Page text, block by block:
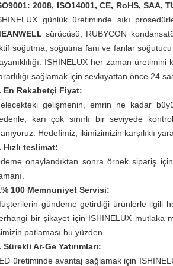
2008, ISO14001, CE, RoHS, SAA,
günlük üretiminde sıkı
sürücüsü, RUBYCON
soğutma, soğutma fanı ve fanlar
ISHINELUX her zaman
sağlamak için sevkıyattan önce 24
En Rekabetçi Fiyat:
gelişmenin, emrin ne kadar
karı çok sınırlı bir seviyede
Hedefimiz, ikimizimizin karşılıklı
Hızlı teslimat:
onaylandıktan sonra örnek sipariş
100 Memnuniyet Servisi:
gündeme getirdiği ürünlerle ilgili
bir şikayet için ISHINELUX mutlaka
patlaması bu yüzden.
Sürekli Ar-Ge Yatırımları:
üretiminde avantaj sağlamak için